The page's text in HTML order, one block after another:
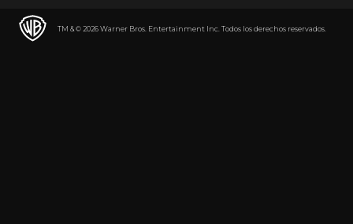
TM & © 2026 Warner Bros. Entertainment Inc. Todos los derechos reservados.